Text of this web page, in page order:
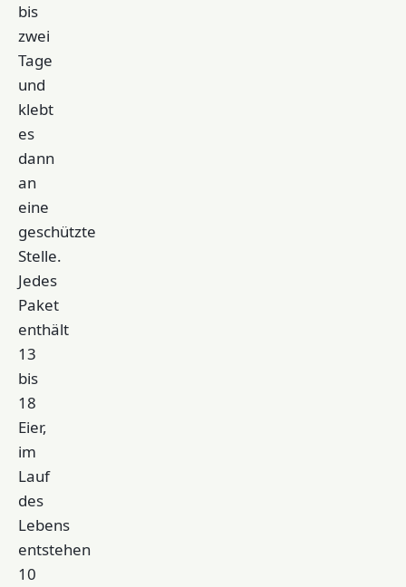
bis
zwei
Tage
und
klebt
es
dann
an
eine
geschützte
Stelle.
Jedes
Paket
enthält
13
bis
18
Eier,
im
Lauf
des
Lebens
entstehen
10